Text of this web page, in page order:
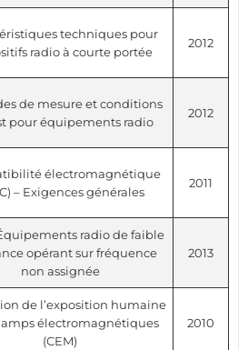
techniques pour
radio à courte portée
2012
de mesure et conditions
pour équipements radio
2012
électromagnétique
– Exigences générales
2011
radio de faible
opérant sur fréquence
non assignée
2013
de l’exposition humaine
électromagnétiques
(CEM)
2010